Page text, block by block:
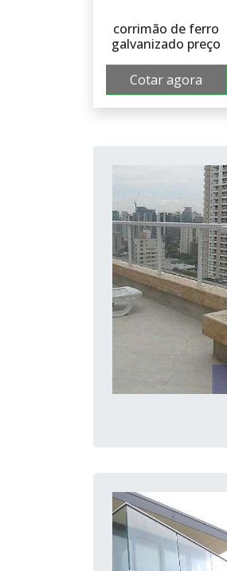
corrimão de ferro
galvanizado preço
Cotar agora